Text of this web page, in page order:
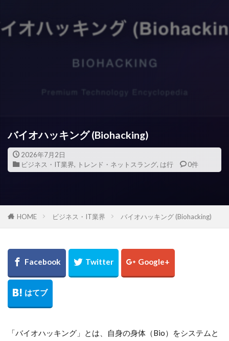
バイオハッキング (Biohacking)
2026年7月2日
ビジネス・IT業界, トレンド・ネットスラング, は行 0件
HOME ビジネス・IT業界 バイオハッキング (Biohacking)
「バイオハッキング」とは、自身の身体（Bio）をシステムと